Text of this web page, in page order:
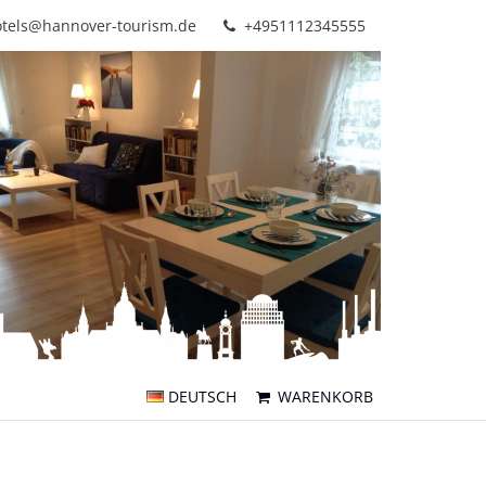
tourism.de +4951112345555
DEUTSCH WARENKORB